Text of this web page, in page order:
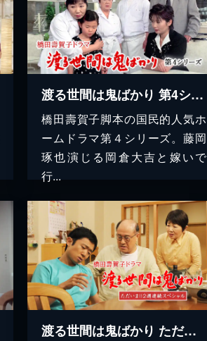
渡る世間は鬼ばかり 第4シリーズ(橋田壽賀子ドラマ)
橋田壽賀子脚本の国民的人気ホ
ームドラマ第４シリーズ。藤岡
琢也演じる岡倉大吉と嫁いで
行...
渡る世間は鬼ばかり ただいま!!2週連続スペシャル(橋田壽賀子ドラマ)